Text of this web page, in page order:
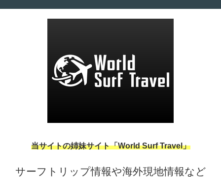
当サイトの姉妹サイト「World Surf Travel」
サーフトリップ情報や海外現地情報など